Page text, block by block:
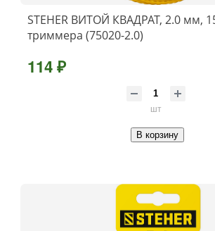
STEHER ВИТОЙ КВАДРАТ, 2.0 мм,
триммера (75020-2.0)
114 ₽
шт
В корзину